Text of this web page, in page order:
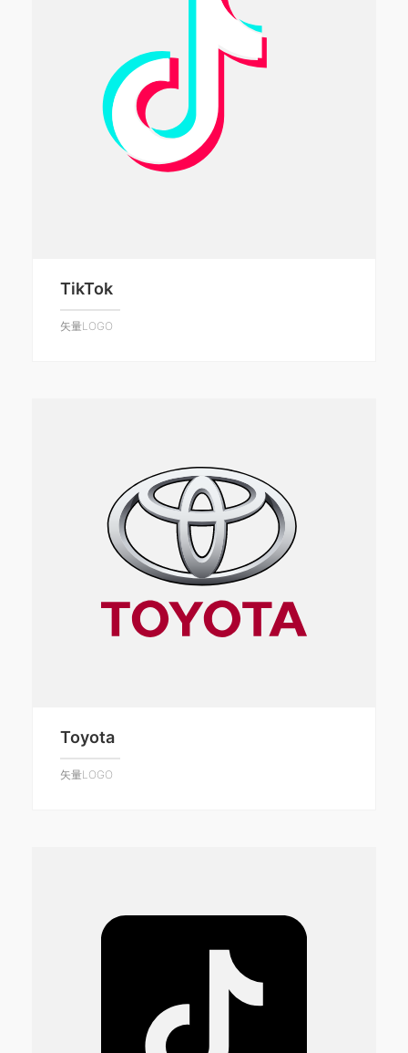
TikTok
矢量LOGO
Toyota
矢量LOGO